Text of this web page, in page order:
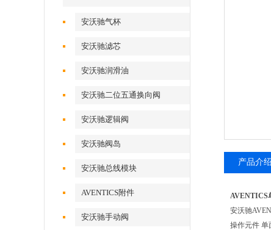
安沃驰气杯
安沃驰滤芯
安沃驰润滑油
安沃驰二位五通换向阀
安沃驰逻辑阀
安沃驰阀岛
安沃驰总线模块
AVENTICS附件
安沃驰手动阀
产品介绍
AVENTICS
安沃驰
操作元件 单